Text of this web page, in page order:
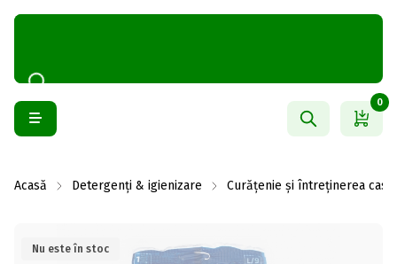
0
Acasă Detergenți & igienizare Curățenie și întreținerea casei
Nu este în stoc